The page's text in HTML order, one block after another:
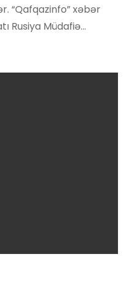
“Qafqazinfo” xəbər
Rusiya Müdafiə…